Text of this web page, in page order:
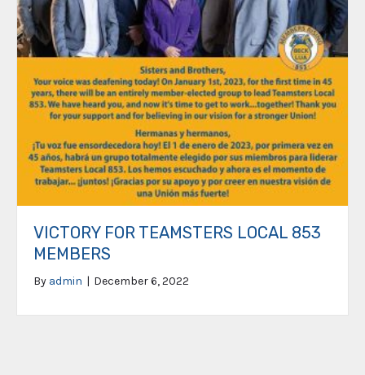
VICTORY FOR TEAMSTERS LOCAL 853
MEMBERS
By admin | December 6, 2022